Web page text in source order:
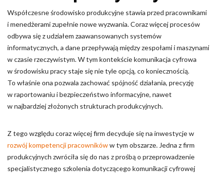
Współczesne środowisko produkcyjne stawia przed pracownikami
i menedżerami zupełnie nowe wyzwania. Coraz więcej procesów
odbywa się z udziałem zaawansowanych systemów
informatycznych, a dane przepływają między zespołami i maszynami
w czasie rzeczywistym. W tym kontekście komunikacja cyfrowa
w środowisku pracy staje się nie tyle opcją, co koniecznością.
To właśnie ona pozwala zachować spójność działania, precyzję
w raportowaniu i bezpieczeństwo informacyjne, nawet
w najbardziej złożonych strukturach produkcyjnych.
Z tego względu coraz więcej firm decyduje się na inwestycje w
rozwój kompetencji pracownikóww tym obszarze. Jedna z firm
produkcyjnych zwróciła się do nas z prośbą o przeprowadzenie
specjalistycznego szkolenia dotyczącego komunikacji cyfrowej
Nieklasyfikowane pliki cookie, to pliki, które są w procesie
klasyfikowania, wraz z dostawcami poszczególnych ciasteczek.
Odrzuć
Zapisz moje preferencje
Akceptuj wszystko